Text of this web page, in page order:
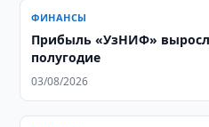
ФИНАНСЫ
Прибыль «УзНИФ»
полугодие
03/08/2026